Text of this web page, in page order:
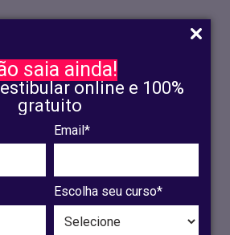
saia ainda!
online e 100%
gratuito
Email*
Escolha seu curso*
INSCRIÇÃO
OLINDA
RECIFE